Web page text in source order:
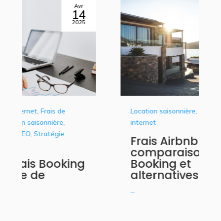
2025
Location saisonnière, Création de site
internet
Frais Airbnb :
comparaison avec
Booking et
alternatives